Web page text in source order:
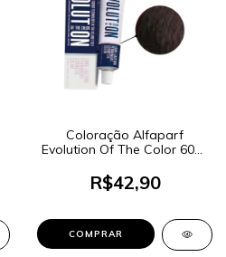
Coloração Alfaparf
Evolution Of The Color 60ml
Dourado Irisé
R$42,90